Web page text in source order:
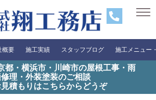
概要 施工実績 スタッフブログ 施工メニュー
都・横浜市・川崎市の屋根工事・雨
理・外装塗装のご相談
積もりはこちらからどうぞ